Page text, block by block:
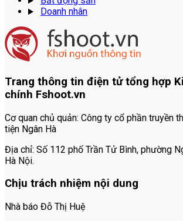
Doanh nhân
Trang thông tin điện tử tổng hợp
chính Fshoot.vn
Cơ quan chủ quản: Công ty cổ phần truyền
tiện Ngân Hà
Địa chỉ: Số 112 phố Trần Tử Bình, phường
Hà Nội.
Chịu trách nhiệm nội dung
Nhà báo Đỗ Thị Huệ